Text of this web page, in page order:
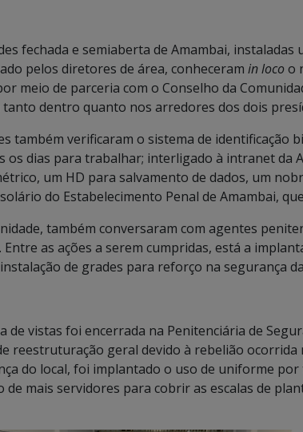
fechada e semiaberta de Amambai, instaladas
pelos diretores de área, conheceram in locoo
meio de parceria com o Conselho da
dentro quanto nos arredores dos dois
também verificaram o sistema de identificação
os dias para trabalhar; interligado à intranet da
um HD para salvamento de dados, um
do Estabelecimento Penal de Amambai,
também conversaram com agentes
Entre as ações a serem cumpridas, está a
de grades para reforço na segurança
de vistas foi encerrada na Penitenciária de
reestruturação geral devido à rebelião
do local, foi implantado o uso de uniforme por
de mais servidores para cobrir as escalas de